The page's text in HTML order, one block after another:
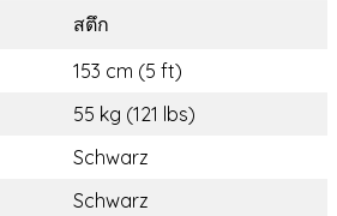
สตึก
153 cm (5 ft)
55 kg (121 lbs)
Schwarz
Schwarz